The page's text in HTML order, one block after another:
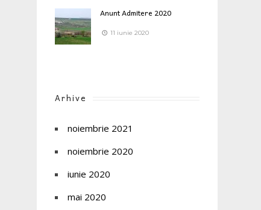
Anunt Admitere 2020
11 iunie 2020
Arhive
noiembrie 2021
noiembrie 2020
iunie 2020
mai 2020